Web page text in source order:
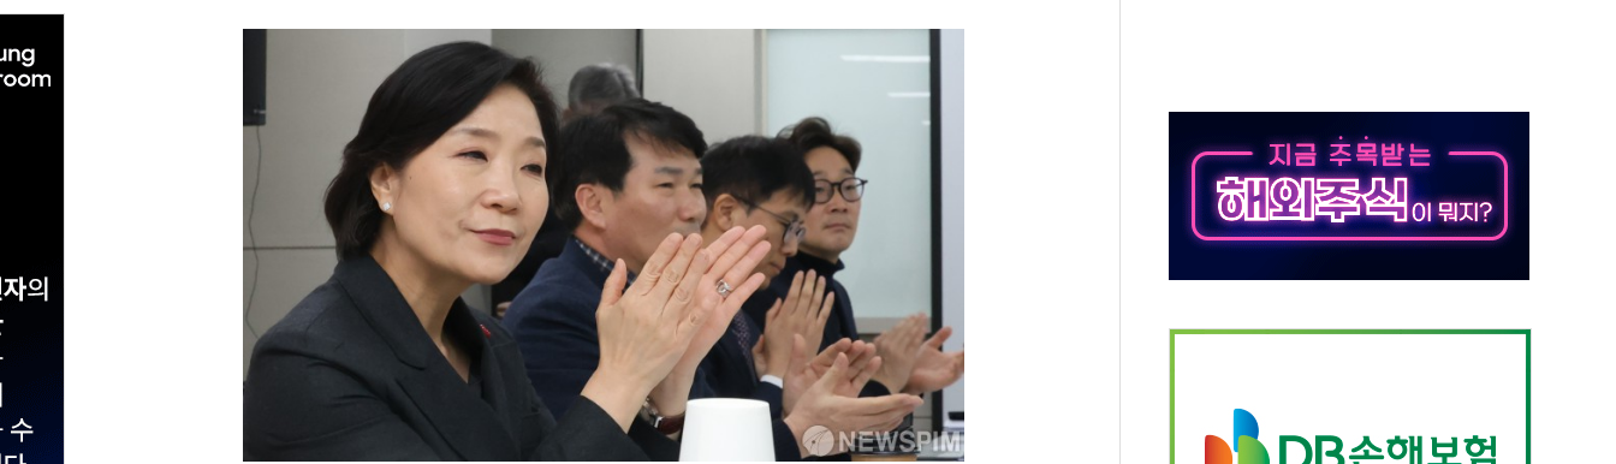
준공업지역 용적률 400% 적용하니…재건축보다 재개발 사업성 개선↑
현대해상, 유튜브 양육 콘텐츠 '소셜아이어워드' 대상 수상
[컨콜] 롯데케미칼, "LPG 투입 비중 37%…하반기 확대 추진"
대형 저축은행 4%대 예금 사라진다, OK·애큐온·페퍼만 남아
서울 노원 40.2도…8년 만에 서울서 40도 넘어
한전, 한전기술지주 출범…에너지 유니콘기업 본격 육성
SK하이닉스, 용인·청주에 54조 투자…D램·낸드 동시 증설